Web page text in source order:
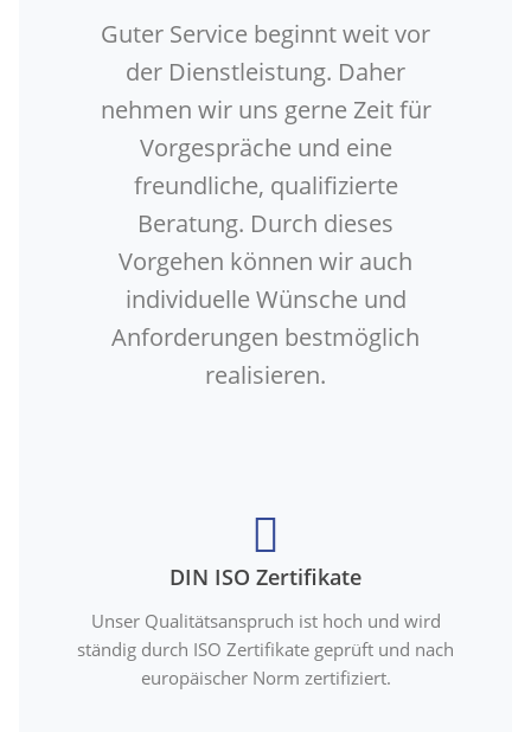
Guter Service beginnt weit vor
der Dienstleistung. Daher
nehmen wir uns gerne Zeit für
Vorgespräche und eine
freundliche, qualifizierte
Beratung. Durch dieses
Vorgehen können wir auch
individuelle Wünsche und
Anforderungen bestmöglich
realisieren.
DIN ISO Zertifikate
Unser Qualitätsanspruch ist hoch und wird
ständig durch ISO Zertifikate geprüft und nach
europäischer Norm zertifiziert.